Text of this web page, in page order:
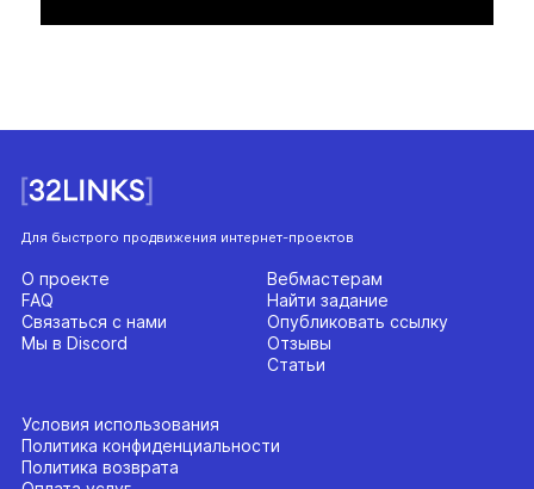
Для быстрого продвижения интернет-проектов
Вебмастерам
Найти задание
Опубликовать ссылку
Отзывы
Статьи
О проекте
FAQ
Связаться с нами
Мы в Discord
Условия использования
Политика конфиденциальности
Политика возврата